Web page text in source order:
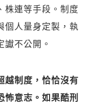
株連等手段。制度
個人量身定製，執
不公開。
越制度，恰恰沒有
怖意志。如果酷刑